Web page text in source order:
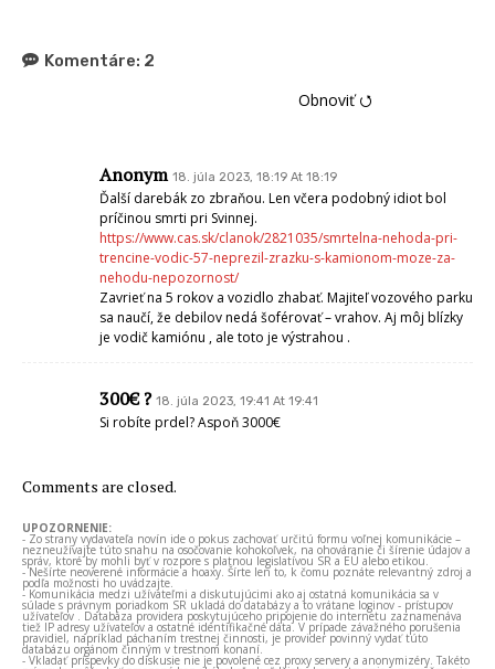
Komentáre: 2
Obnoviť ⭯
Anonym 18. júla 2023, 18:19 At 18:19
Ďalší darebák zo zbraňou. Len včera podobný idiot bol
príčinou smrti pri Svinnej.
https://www.cas.sk/clanok/2821035/smrtelna-nehoda-pri-
trencine-vodic-57-neprezil-zrazku-s-kamionom-moze-za-
nehodu-nepozornost/
Zavrieť na 5 rokov a vozidlo zhabať. Majiteľ vozového parku
sa naučí, že debilov nedá šoférovať – vrahov. Aj môj blízky
je vodič kamiónu , ale toto je výstrahou .
300€ ? 18. júla 2023, 19:41 At 19:41
Si robíte prdel? Aspoň 3000€
Comments are closed.
UPOZORNENIE:
- Zo strany vydavateľa novín ide o pokus zachovať určitú formu voľnej komunikácie –
nezneužívajte túto snahu na osočovanie kohokoľvek, na ohováranie či šírenie údajov a
správ, ktoré by mohli byť v rozpore s platnou legislatívou SR a EÚ alebo etikou.
- Nešírte neoverené informácie a hoaxy. Šírte len to, k čomu poznáte relevantný zdroj a
podľa možnosti ho uvádzajte.
- Komunikácia medzi užívateľmi a diskutujúcimi ako aj ostatná komunikácia sa v
súlade s právnym poriadkom SR ukladá do databázy a to vrátane loginov - prístupov
užívateľov . Databáza providera poskytujúceho pripojenie do internetu zaznamenáva
tiež IP adresy užívateľov a ostatné identifikačné dáta. V prípade závažného porušenia
pravidiel, napríklad páchaním trestnej činnosti, je provider povinný vydať túto
databázu orgánom činným v trestnom konaní.
- Vkladať príspevky do diskusie nie je povolené cez proxy servery a anonymizéry. Takéto